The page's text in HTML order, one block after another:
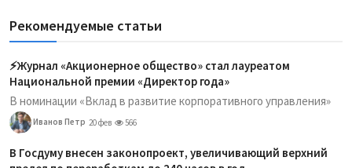
Рекомендуемые статьи
⚡️Журнал «Акционерное общество» стал лауреатом
Национальной премии «Директор года»
В номинации «Вклад в развитие корпоративного управления»
Иванов Петр 20 фев 566
В Госдуму внесен законопроект, увеличивающий верхний